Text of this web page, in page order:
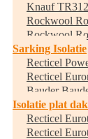
Knauf TR312
Rockwool
Rockwool
Sarking Isolatie
Recticel
Recticel
Bauder
Isolatie plat dak
Recticel
Recticel